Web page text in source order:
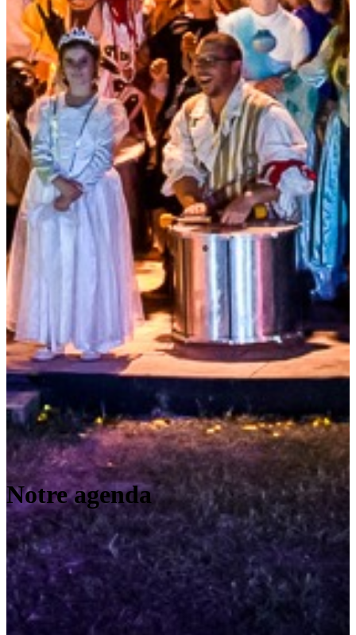
Notre agenda